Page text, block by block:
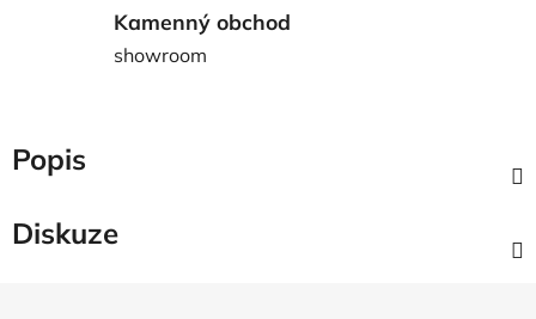
Kamenný obchod
showroom
Popis
Diskuze